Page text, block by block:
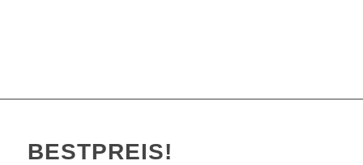
BESTPREIS!